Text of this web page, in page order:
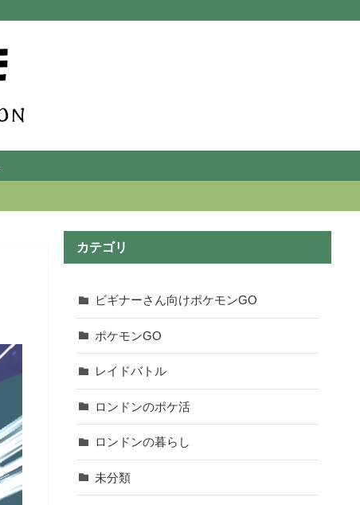
カテゴリ
ビギナーさん向けポケモンGO
ポケモンGO
レイドバトル
ロンドンのポケ活
ロンドンの暮らし
未分類